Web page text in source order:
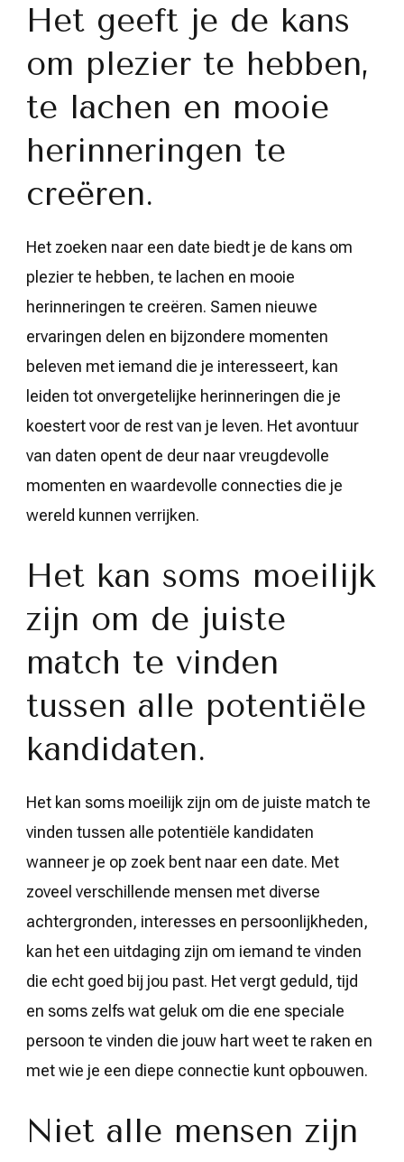
Het geeft je de kans
om plezier te hebben,
te lachen en mooie
herinneringen te
creëren.
Het zoeken naar een date biedt je de kans om
plezier te hebben, te lachen en mooie
herinneringen te creëren. Samen nieuwe
ervaringen delen en bijzondere momenten
beleven met iemand die je interesseert, kan
leiden tot onvergetelijke herinneringen die je
koestert voor de rest van je leven. Het avontuur
van daten opent de deur naar vreugdevolle
momenten en waardevolle connecties die je
wereld kunnen verrijken.
Het kan soms moeilijk
zijn om de juiste
match te vinden
tussen alle potentiële
kandidaten.
Het kan soms moeilijk zijn om de juiste match te
vinden tussen alle potentiële kandidaten
wanneer je op zoek bent naar een date. Met
zoveel verschillende mensen met diverse
achtergronden, interesses en persoonlijkheden,
kan het een uitdaging zijn om iemand te vinden
die echt goed bij jou past. Het vergt geduld, tijd
en soms zelfs wat geluk om die ene speciale
persoon te vinden die jouw hart weet te raken en
met wie je een diepe connectie kunt opbouwen.
Niet alle mensen zijn